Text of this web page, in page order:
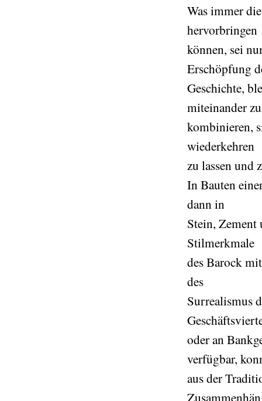
Was immer
hervorbringen
können, sei
Erschöpfung
Geschichte,
miteinander zu
kombinieren,
wiederkehren
zu lassen und
In Bauten
dann in
Stein, Zement
Stilmerkmale
des Barock
des
Surrealismus
oder an
verfügbar,
aus der